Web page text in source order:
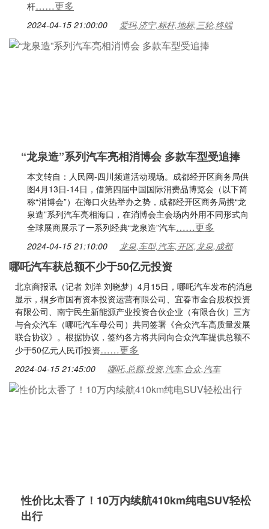
杆……更多
2024-04-15 21:00:00 爱玛,济宁,标杆,地标,三轮,终端
“龙泉造”系列汽车亮相消博会 多款车型受追捧
本文转自：人民网-四川频道活动现场。成都经开区商务局供
图4月13日-14日，借第四届中国国际消费品博览会（以下简
称“消博会”）在海口火热举办之势，成都经开区商务局携“龙
泉造”系列汽车亮相海口，在消博会主会场内外用不同形式向
全球展商展示了一系列经典“龙泉造”汽车……更多
2024-04-15 21:10:00 龙泉,车型,汽车,开区,龙泉,成都
哪吒汽车获总额不少于50亿元投资
北京商报讯（记者 刘洋 刘晓梦）4月15日，哪吒汽车发布的消息
显示，桐乡市国有资本投资运营有限公司、宜春市金合股权投资
有限公司、南宁民生新能源产业投资合伙企业（有限合伙）三方
与合众汽车（哪吒汽车母公司）共同签署《合众汽车高质量发展
联合协议》。根据协议，签约各方将共同向合众汽车提供总额不
少于50亿元人民币投资……更多
2024-04-15 21:45:00 哪吒,总额,投资,汽车,合众,汽车
性价比太香了！10万内续航410km纯电SUV轻松
出行